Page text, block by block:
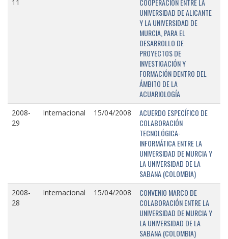
11
COOPERACIÓN ENTRE LA
UNIVERSIDAD DE ALICANTE
Y LA UNIVERSIDAD DE
MURCIA, PARA EL
DESARROLLO DE
PROYECTOS DE
INVESTIGACIÓN Y
FORMACIÓN DENTRO DEL
ÁMBITO DE LA
ACUARIOLOGÍA
2008-
29
Internacional 15/04/2008
ACUERDO ESPECÍFICO DE
COLABORACIÓN
TECNOLÓGICA-
INFORMÁTICA ENTRE LA
UNIVERSIDAD DE MURCIA Y
LA UNIVERSIDAD DE LA
SABANA (COLOMBIA)
2008-
28
Internacional 15/04/2008
CONVENIO MARCO DE
COLABORACIÓN ENTRE LA
UNIVERSIDAD DE MURCIA Y
LA UNIVERSIDAD DE LA
SABANA (COLOMBIA)